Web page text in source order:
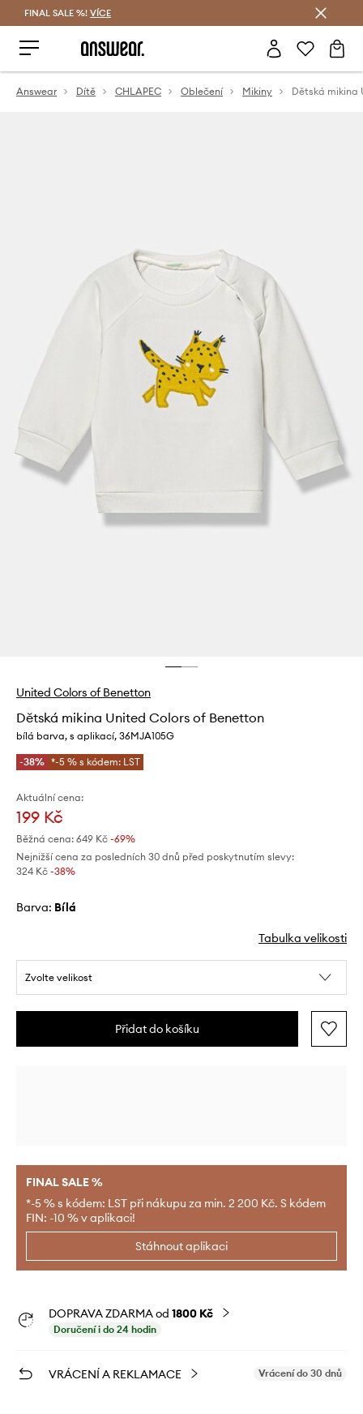
FINAL SALE %! VÍCE
Answear Dítě CHLAPEC Oblečení Mikiny
United Colors of Benetton
Dětská mikina United Colors of Benetton
bílá barva, s aplikací, 36MJA105G
-38% *-5 % s kódem: LST
Aktuální cena:
199 Kč
Běžná cena: 649 Kč -69%
Nejnižší cena za posledních 30 dnů před poskytnutím slevy:
324 Kč -38%
Barva: bílá
Tabulka velikosti
Zvolte velikost
Přidat do košíku
FINAL SALE %
*-5 % s kódem: LST při nákupu za min. 2 200 Kč. S kódem
FIN: -10 % v aplikaci!
Stáhnout aplikaci
DOPRAVA ZDARMA od 1800 Kč
Doručení i do 24 hodin
VRÁCENÍ A REKLAMACE Vrácení do 30 dnů